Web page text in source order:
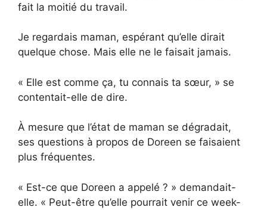
fait la moitié du travail.
Je regardais maman, espérant qu’elle dirait
quelque chose. Mais elle ne le faisait jamais.
« Elle est comme ça, tu connais ta sœur, » se
contentait-elle de dire.
À mesure que l’état de maman se dégradait,
ses questions à propos de Doreen se faisaient
plus fréquentes.
« Est-ce que Doreen a appelé ? » demandait-
elle. « Peut-être qu’elle pourrait venir ce week-